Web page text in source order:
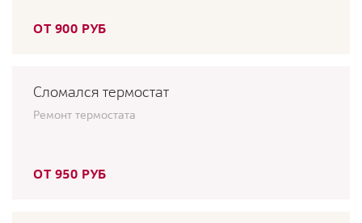
ОТ 900 РУБ
Сломался термостат
Ремонт термостата
ОТ 950 РУБ